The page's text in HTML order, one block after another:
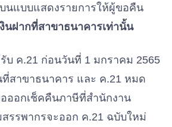
บัญชีเงิน
ฝาก
ธนาคาร
กรุงไทย
หลังจาก
ได้รับ
คืนเข้า
บัญชีเงิน
แบบแสดงรายการให้ผู้ขอคืน
นฝากที่สาขาธนาคารเท่านั้น
บ ค.21 ก่อนวันที่ 1 มกราคม 2565
ที่สาขาธนาคาร และ ค.21 หมด
ออกเช็คคืนภาษีที่สำนักงาน
รรพากรจะออก ค.21 ฉบับใหม่